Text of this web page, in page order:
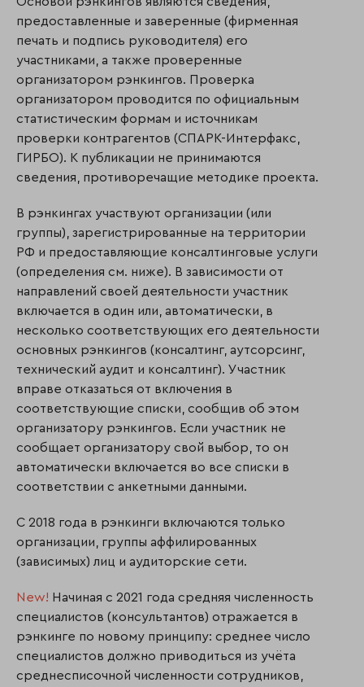
предоставленные и заверенные (фирменная
печать и подпись руководителя) его
участниками, а также проверенные
организатором рэнкингов. Проверка
организатором проводится по официальным
статистическим формам и источникам
проверки контрагентов (СПАРК-Интерфакс,
ГИРБО). К публикации не принимаются
сведения, противоречащие методике проекта.
В рэнкингах участвуют организации (или
группы), зарегистрированные на территории
РФ и предоставляющие консалтинговые услуги
(определения см. ниже). В зависимости от
направлений своей деятельности участник
включается в один или, автоматически, в
несколько соответствующих его деятельности
основных рэнкингов (консалтинг, аутсорсинг,
технический аудит и консалтинг). Участник
вправе отказаться от включения в
соответствующие списки, сообщив об этом
организатору рэнкингов. Если участник не
сообщает организатору свой выбор, то он
автоматически включается во все списки в
соответствии с анкетными данными.
С 2018 года в рэнкинги включаются только
организации, группы аффилированных
(зависимых) лиц и аудиторские сети.
New! Начиная с 2021 года средняя численность
специалистов (консультантов) отражается в
рэнкинге по новому принципу: среднее число
специалистов должно приводиться из учёта
среднесписочной численности сотрудников,